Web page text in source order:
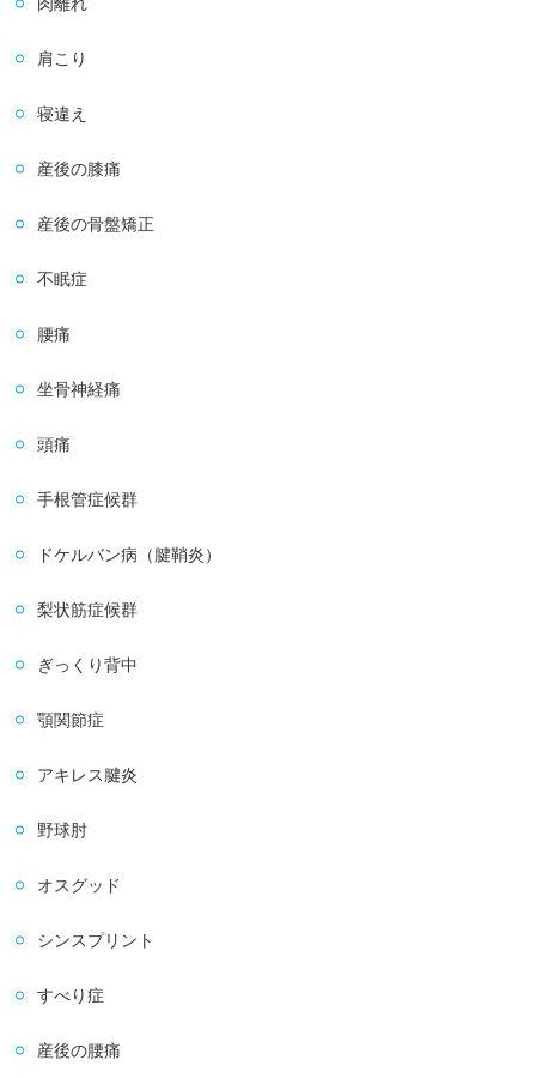
肩こり
寝違え
産後の膝痛
産後の骨盤矯正
不眠症
腰痛
坐骨神経痛
頭痛
手根管症候群
ドケルバン病（腱鞘炎）
梨状筋症候群
ぎっくり背中
顎関節症
アキレス腱炎
野球肘
オスグッド
シンスプリント
すべり症
産後の腰痛